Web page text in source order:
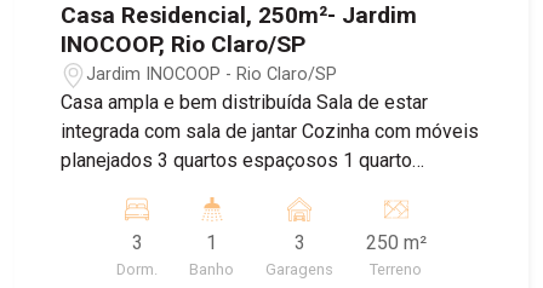
Casa Residencial, 250m²- Jardim
INOCOOP, Rio Claro/SP
Jardim INOCOOP - Rio Claro/SP
Casa ampla e bem distribuída Sala de estar
integrada com sala de jantar Cozinha com móveis
planejados 3 quartos espaçosos 1 quarto
com capacidade para 3 carros Quintal nos fundos
com ótimo espaço Imóvel ideal para famílias que
buscam conforto e praticidade Excelente
3
Dorm.
1
Banho
3
Garagens
250 m²
Terreno